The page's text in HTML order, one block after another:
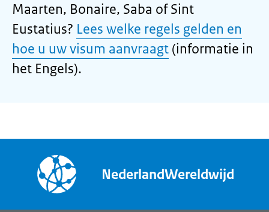
Maarten, Bonaire, Saba of Sint
Eustatius? Lees welke regels gelden en
hoe u uw visum aanvraagt (informatie in
het Engels).
NederlandWereldwijd